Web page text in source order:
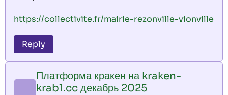
https://collectivite.fr/mairie-rezonville-vionville
Reply
Платформа кракен на kraken-
krab1.cc декабрь 2025